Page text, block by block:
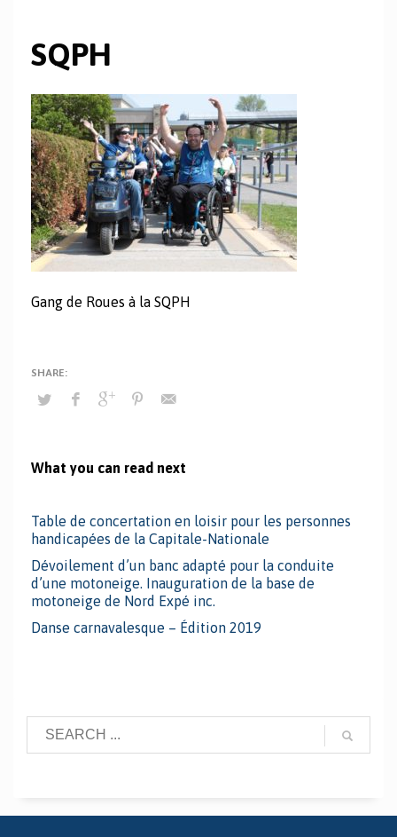
SQPH
Gang de Roues à la SQPH
What you can read next
Table de concertation en loisir pour les personnes
handicapées de la Capitale-Nationale
Dévoilement d’un banc adapté pour la conduite
d’une motoneige. Inauguration de la base de
motoneige de Nord Expé inc.
Danse carnavalesque – Édition 2019